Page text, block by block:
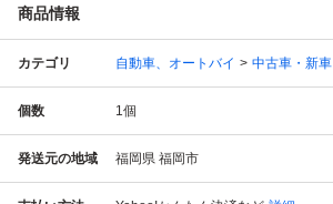
商品情報
カテゴリ 自動車、オートバイ 中古車・新車
個数 1個
発送元の地域 福岡県 福岡市